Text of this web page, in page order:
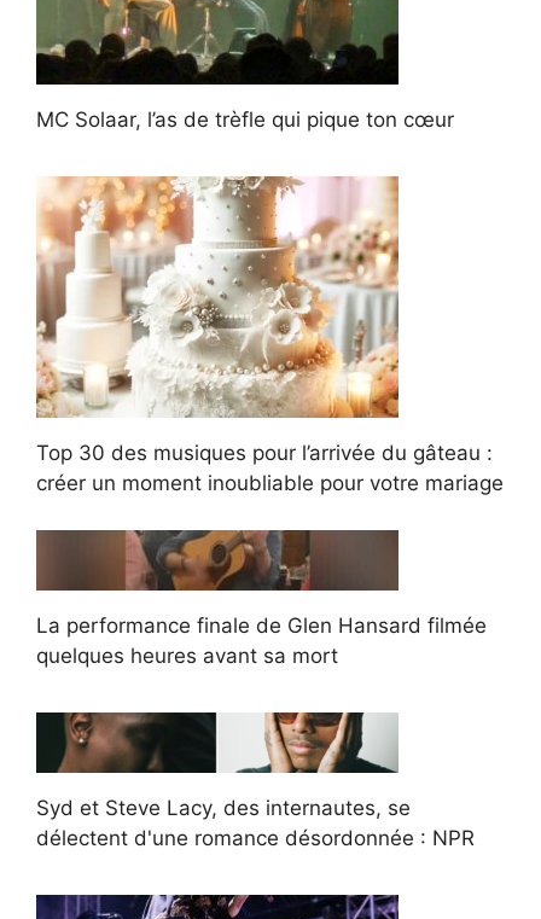
MC Solaar, l’as de trèfle qui pique ton cœur
Top 30 des musiques pour l’arrivée du gâteau :
créer un moment inoubliable pour votre mariage
La performance finale de Glen Hansard filmée
quelques heures avant sa mort
Syd et Steve Lacy, des internautes, se
délectent d'une romance désordonnée : NPR